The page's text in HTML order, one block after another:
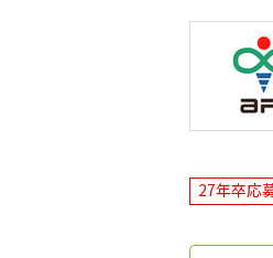
27年卒応